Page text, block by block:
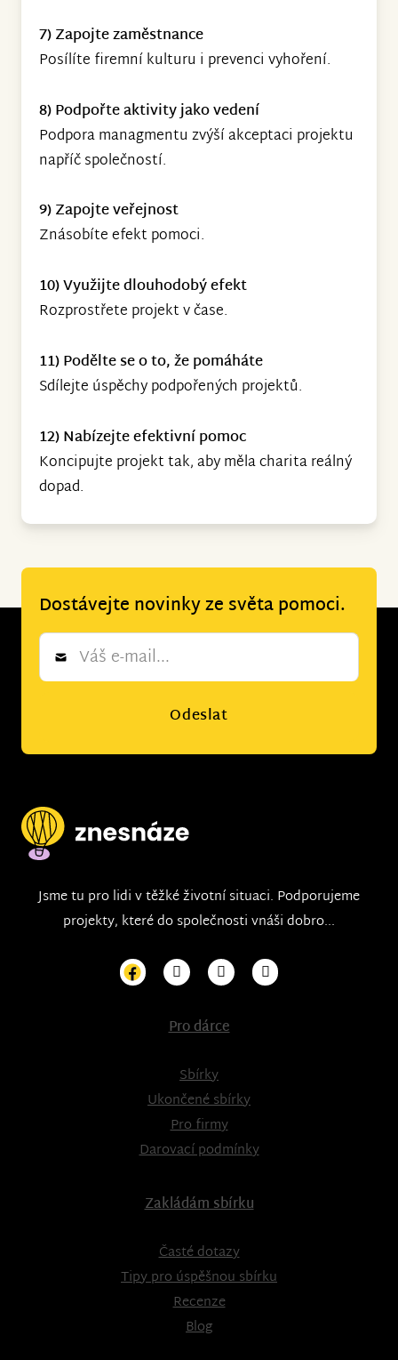
7) Zapojte zaměstnance
Posílíte firemní kulturu i prevenci vyhoření.
8) Podpořte aktivity jako vedení
Podpora managmentu zvýší akceptaci projektu
napříč společností.
9) Zapojte veřejnost
Znásobíte efekt pomoci.
10) Využijte dlouhodobý efekt
Rozprostřete projekt v čase.
11) Podělte se o to, že pomáháte
Sdílejte úspěchy podpořených projektů.
12) Nabízejte efektivní pomoc
Koncipujte projekt tak, aby měla charita reálný
dopad.
Dostávejte novinky ze světa pomoci.
Newsletter
Odeslat
Jsme tu pro lidi v těžké životní situaci. Podporujeme
projekty, které do společnosti vnáši dobro...
Pro dárce
Sbírky
Ukončené sbírky
Pro firmy
Darovací podmínky
Zakládám sbírku
Časté dotazy
Tipy pro úspěšnou sbírku
Recenze
Blog